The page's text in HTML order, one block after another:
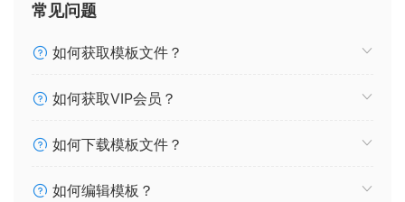
常见问题
如何获取模板文件？
如何获取VIP会员？
如何下载模板文件？
如何编辑模板？